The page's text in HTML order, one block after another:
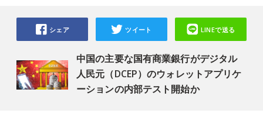
中国の主要な国有商業銀行がデジタル
人民元（DCEP）のウォレットアプリケ
ーションの内部テスト開始か
シェア ツイート LINEで送る